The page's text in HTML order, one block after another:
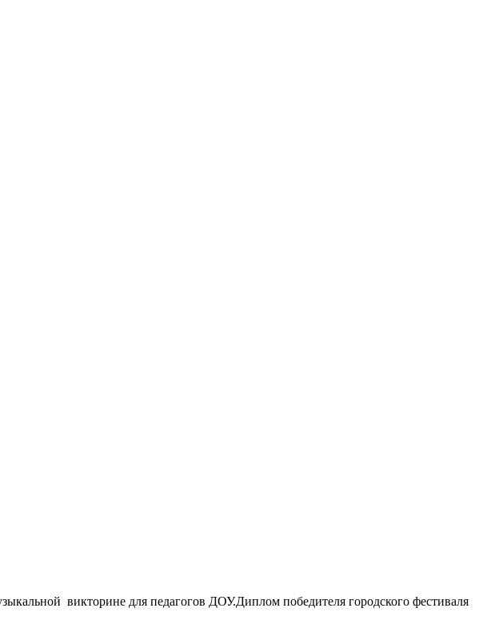
викторине для педагогов ДОУ.Диплом победителя городского фестиваля